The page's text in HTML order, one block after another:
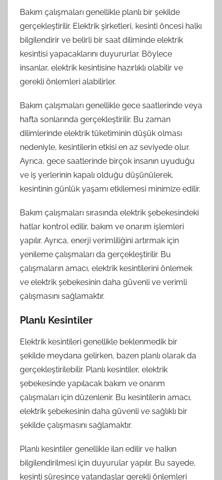
Bakım çalışmaları genellikle planlı bir şekilde
gerçekleştirilir. Elektrik şirketleri, kesinti öncesi halkı
bilgilendirir ve belirli bir saat diliminde elektrik
kesintisi yapacaklarını duyururlar. Böylece
insanlar, elektrik kesintisine hazırlıklı olabilir ve
gerekli önlemleri alabilirler.
Bakım çalışmaları genellikle gece saatlerinde veya
hafta sonlarında gerçekleştirilir. Bu zaman
dilimlerinde elektrik tüketiminin düşük olması
nedeniyle, kesintilerin etkisi en az seviyede olur.
Ayrıca, gece saatlerinde birçok insanın uyuduğu
ve iş yerlerinin kapalı olduğu düşünülerek,
kesintinin günlük yaşamı etkilemesi minimize edilir.
Bakım çalışmaları sırasında elektrik şebekesindeki
hatlar kontrol edilir, bakım ve onarım işlemleri
yapılır. Ayrıca, enerji verimliliğini artırmak için
yenileme çalışmaları da gerçekleştirilir. Bu
çalışmaların amacı, elektrik kesintilerini önlemek
ve elektrik şebekesinin daha güvenli ve verimli
çalışmasını sağlamaktır.
Planlı Kesintiler
Elektrik kesintileri genellikle beklenmedik bir
şekilde meydana gelirken, bazen planlı olarak da
gerçekleştirilebilir. Planlı kesintiler, elektrik
şebekesinde yapılacak bakım ve onarım
çalışmaları için düzenlenir. Bu kesintilerin amacı,
elektrik şebekesinin daha güvenli ve sağlıklı bir
şekilde çalışmasını sağlamaktır.
Planlı kesintiler genellikle ilan edilir ve halkın
bilgilendirilmesi için duyurular yapılır. Bu sayede,
kesinti süresince vatandaşlar gerekli önlemleri